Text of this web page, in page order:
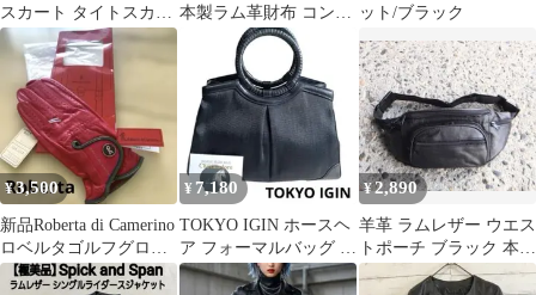
スカート タイトスカー
ト ひざ丈 レディース
ブラック 黒 ラムレザー
秋冬 上品 高級感
本製ラム革財布 コンパ
クト 3つ折り
ット/ブラック
¥3,500
新品Roberta di Camerino
ロベルタゴルフグロー
ブ羊革20cm
¥ 7,180
TOKYO IGIN ホースヘ
ア フォーマルバッグ 牛
革 ラム革 黒 冠婚葬祭
¥2,890
羊革 ラムレザー ウエス
トポーチ ブラック 本革
ボディバッグ 未使用